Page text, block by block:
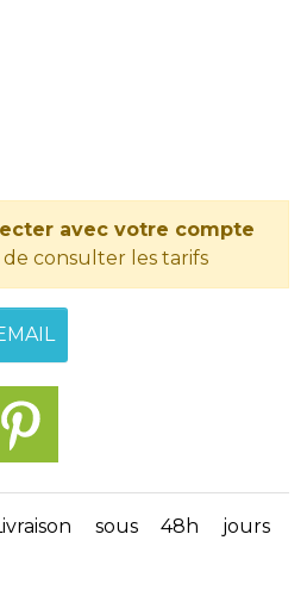
avec votre compte
consulter les tarifs
sous 48h jours